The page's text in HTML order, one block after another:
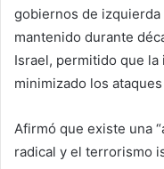
gobiernos de
mantenido durante
Israel, permitido que
minimizado los
Afirmó que existe una
radical y el terrorismo